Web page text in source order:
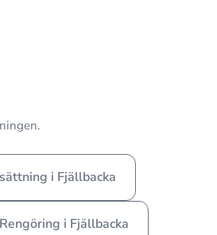
i Fjällbacka
i Fjällbacka